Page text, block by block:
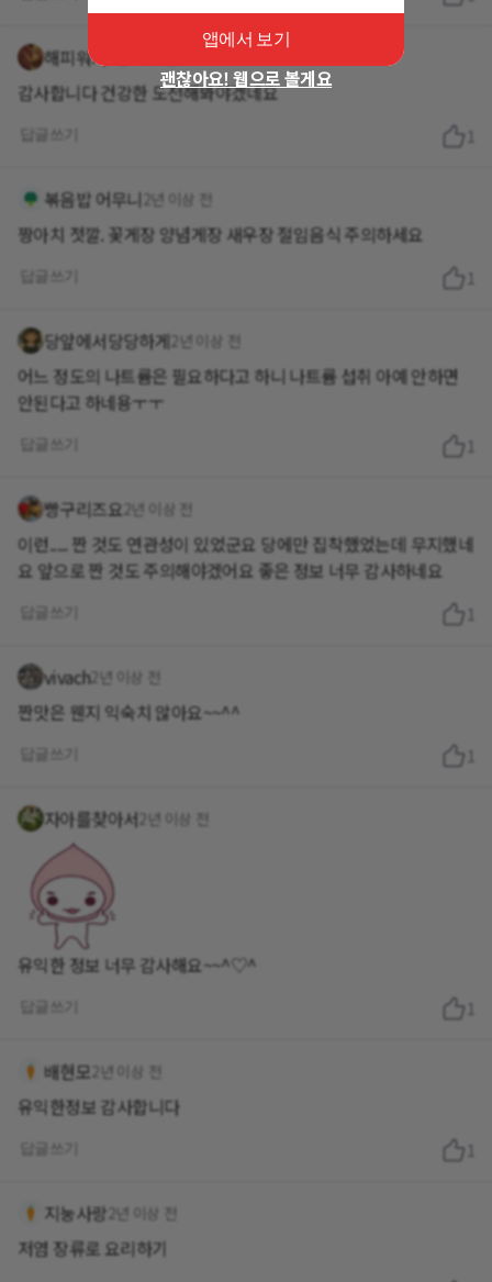
해피워커
감사합니다 건강한 도전해봐야겠네요
1
볶음밥 어무니2년 이상 전
짱아치 젓깔. 꽃게장 양념게장 새우장 절임음식 주의하세요
1
당앞에서당당하게2년 이상 전
어느 정도의 나트륨은 필요하다고 하니 나트륨 섭취 아예 안하면
안된다고 하네용ㅜㅜ
1
빵구리즈요2년 이상 전
이런..... 짠 것도 연관성이 있었군요 당에만 집착했었는데 무지했네
요 앞으로 짠 것도 주의해야겠어요 좋은 정보 너무 감사하네요
1
vivach2년 이상 전
짠맛은 웬지 익숙치 않아요~~^^
1
자아를찾아서2년 이상 전
유익한 정보 너무 감사해요~~^♡^
1
배현모2년 이상 전
유익한정보 감사합니다
1
지눙사랑2년 이상 전
저염 장류로 요리하기
앱에서 보기
괜찮아요! 웹으로 볼게요